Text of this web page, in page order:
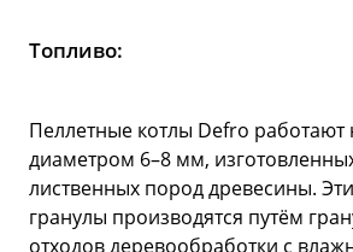
Топливо:
Пеллетные котлы Defro работают
диаметром 6–8 мм,
лиственных пород древесины.
гранулы производятся путём
отходов деревообработки с